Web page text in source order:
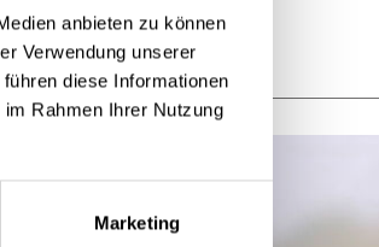
anbieten zu können
Verwendung unserer
diese Informationen
Rahmen Ihrer Nutzung
Marketing